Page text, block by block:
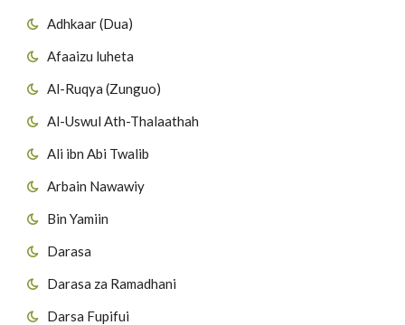
Adhkaar (Dua)
Afaaizu luheta
Al-Ruqya (Zunguo)
Al-Uswul Ath-Thalaathah
Ali ibn Abi Twalib
Arbain Nawawiy
Bin Yamiin
Darasa
Darasa za Ramadhani
Darsa Fupifui